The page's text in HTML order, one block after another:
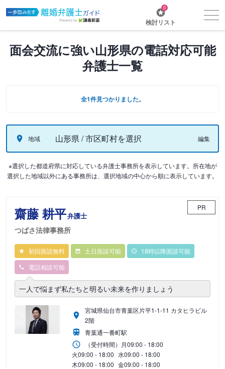
0
検討リスト
面会交流に強い山形県の電話対応可能
弁護士一覧
全1件見つかりました。
地域 山形県 / 市区町村を選択 編集
※選択した都道府県に対応している弁護士事務所を表示しています。所在地が
選択した地域以外にある事務所は、選択地域の中心から順に表示しています。
齋藤 耕平弁護士
つばさ法律事務所
PR
初回面談無料 土日面談可能
18時以降面談可能
電話相談可能
一人で悩まず私たちと明るい未来を作りましょう
宮城県仙台市青葉区片平1-1-11 カタヒラビル
2階
青葉通一番町駅
（受付時間） 月09:00 - 18:00
火09:00 - 18:00 水09:00 - 18:00
木09:00 - 18:00 金09:00 - 18:00